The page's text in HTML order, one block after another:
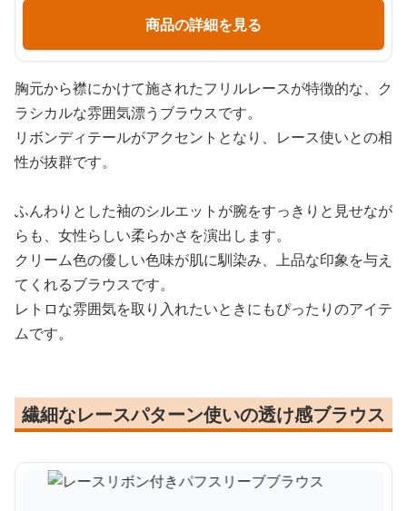
商品の詳細を見る
胸元から襟にかけて施されたフリルレースが特徴的な、ク
ラシカルな雰囲気漂うブラウスです。
リボンディテールがアクセントとなり、レース使いとの相
性が抜群です。
ふんわりとした袖のシルエットが腕をすっきりと見せなが
らも、女性らしい柔らかさを演出します。
クリーム色の優しい色味が肌に馴染み、上品な印象を与え
てくれるブラウスです。
レトロな雰囲気を取り入れたいときにもぴったりのアイテ
ムです。
繊細なレースパターン使いの透け感ブラウス